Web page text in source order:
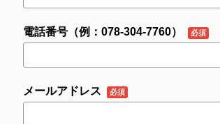
電話番号（例：078-304-7760）
メールアドレス